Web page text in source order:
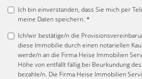
Ich bin einverstanden, dass Sie mich per
meine Daten speichern. *
Ich/wir bestätige/n die
diese Immobilie durch einen notariellen
werde/n an die Firma Heise Immobilien
Höhe von entfällt fällig bei Beurkundung
bezahle/n. Die Firma Heise Immobilien